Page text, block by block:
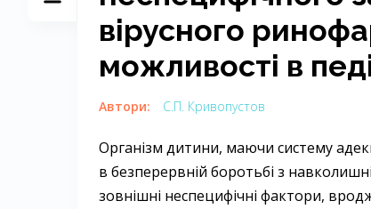
вірусного
можливості в
Автори: С.П. Кривопустов
Організм дитини, маючи систему
в безперервній боротьбі з
зовнішні неспецифічні фактори,